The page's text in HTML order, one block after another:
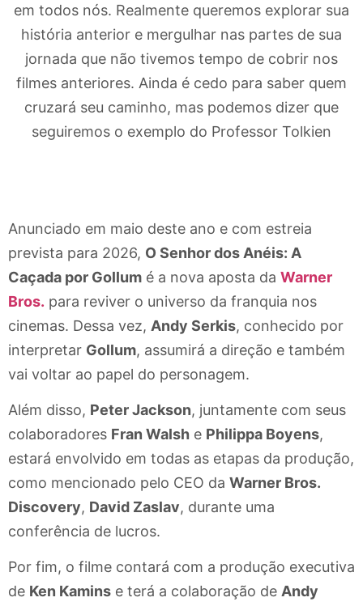
em todos nós. Realmente queremos explorar sua
história anterior e mergulhar nas partes de sua
jornada que não tivemos tempo de cobrir nos
filmes anteriores. Ainda é cedo para saber quem
cruzará seu caminho, mas podemos dizer que
seguiremos o exemplo do Professor Tolkien
Anunciado em maio deste ano e com estreia
prevista para 2026, O Senhor dos Anéis: A
Caçada por Gollum é a nova aposta da Warner
Bros. para reviver o universo da franquia nos
cinemas. Dessa vez, Andy Serkis, conhecido por
interpretar Gollum, assumirá a direção e também
vai voltar ao papel do personagem.
Além disso, Peter Jackson, juntamente com seus
colaboradores Fran Walsh e Philippa Boyens,
estará envolvido em todas as etapas da produção,
como mencionado pelo CEO da Warner Bros.
Discovery, David Zaslav, durante uma
conferência de lucros.
Por fim, o filme contará com a produção executiva
de Ken Kamins e terá a colaboração de Andy